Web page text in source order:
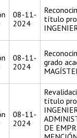
08-11-
2024
título
08-11-
2024
grado
08-11-
2024
título
DE